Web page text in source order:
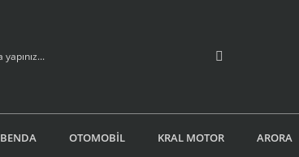
BENDA OTOMOBİL KRAL MOTOR ARORA